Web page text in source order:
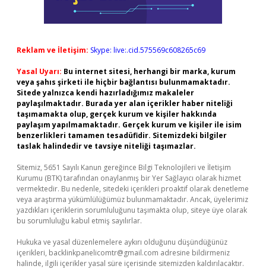
Reklam ve İletişim: Skype: live:.cid.575569c608265c69
Yasal Uyarı: Bu internet sitesi, herhangi bir marka, kurum
veya şahıs şirketi ile hiçbir bağlantısı bulunmamaktadır.
Sitede yalnızca kendi hazırladığımız makaleler
paylaşılmaktadır. Burada yer alan içerikler haber niteliği
taşımamakta olup, gerçek kurum ve kişiler hakkında
paylaşım yapılmamaktadır. Gerçek kurum ve kişiler ile isim
benzerlikleri tamamen tesadüfidir. Sitemizdeki bilgiler
taslak halindedir ve tavsiye niteliği taşımazlar.
Sitemiz, 5651 Sayılı Kanun gereğince Bilgi Teknolojileri ve İletişim
Kurumu (BTK) tarafından onaylanmış bir Yer Sağlayıcı olarak hizmet
vermektedir. Bu nedenle, sitedeki içerikleri proaktif olarak denetleme
veya araştırma yükümlülüğümüz bulunmamaktadır. Ancak, üyelerimiz
yazdıkları içeriklerin sorumluluğunu taşımakta olup, siteye üye olarak
bu sorumluluğu kabul etmiş sayılırlar.
Hukuka ve yasal düzenlemelere aykırı olduğunu düşündüğünüz
içerikleri, backlinkpanelicomtr@gmail.com adresine bildirmeniz
halinde, ilgili içerikler yasal süre içerisinde sitemizden kaldırılacaktır.